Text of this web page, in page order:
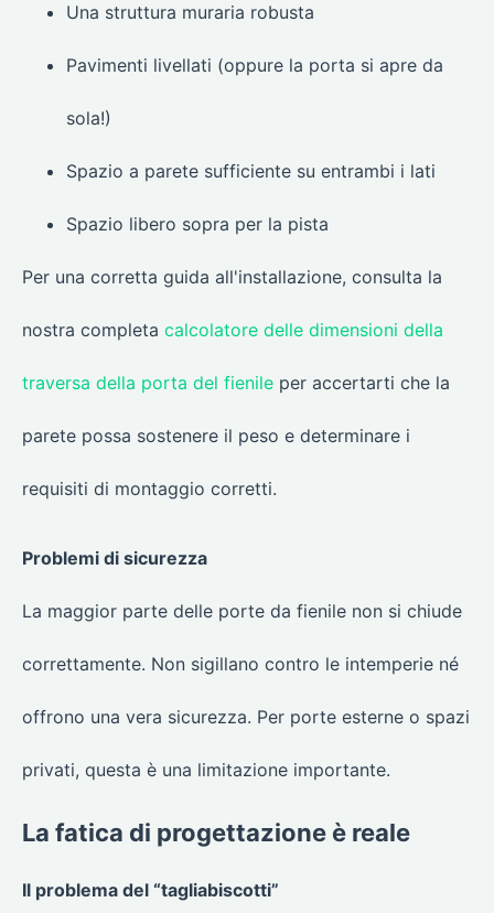
Una struttura muraria robusta
Pavimenti livellati (oppure la porta si apre da
sola!)
Spazio a parete sufficiente su entrambi i lati
Spazio libero sopra per la pista
Per una corretta guida all'installazione, consulta la
nostra completa calcolatore delle dimensioni della
traversa della porta del fienile per accertarti che la
parete possa sostenere il peso e determinare i
requisiti di montaggio corretti.
Problemi di sicurezza
La maggior parte delle porte da fienile non si chiude
correttamente. Non sigillano contro le intemperie né
offrono una vera sicurezza. Per porte esterne o spazi
privati, questa è una limitazione importante.
La fatica di progettazione è reale
Il problema del “tagliabiscotti”